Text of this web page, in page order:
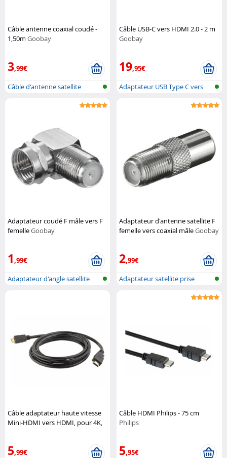
Câble antenne coaxial coudé -
1,50m Goobay
3,99€
Câble d'antenne satellite
Câble USB-C vers HDMI 2.0 - 2 m
Goobay
19,95€
Adaptateur USB Type C vers
Adaptateur coudé F mâle vers F
femelleGoobay
1,99€
Adaptateur d'angle satellite
Adaptateur d'antenne satellite F
femelle vers coaxial mâleGoobay
2,99€
Adaptateur satellite prise
Câble adaptateur haute vitesse
Mini-HDMI vers HDMI, pour 4K,
5,99€
Câble HDMI Philips - 75 cm
Philips
5,95€